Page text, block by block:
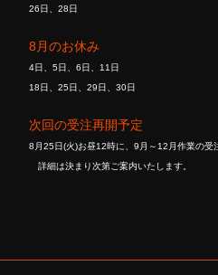
26日、28日
8月のお休み
4日、5日、6日、11日
18日、25日、29日、30日
次回の受注再開予定
8月25日(火)お昼12時に、9月～12月作業の受
詳細は決まり次第ご案内いたします。